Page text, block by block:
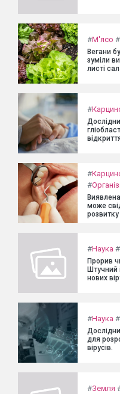
#М'ясо #
Вегани
зуміли
листі
#
#
#
може
#Наука #
Прорив
Штучний
нових
#Наука #
для
вірусів.
#Земля